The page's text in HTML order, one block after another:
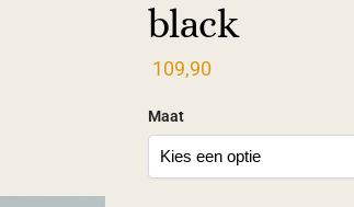
black
109,90
Maat